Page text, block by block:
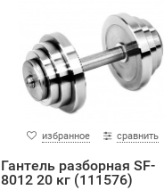
избранное сравнить
Гантель разборная SF-
8012 20 кг (111576)